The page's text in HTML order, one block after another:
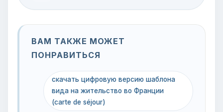
ВАМ ТАКЖЕ МОЖЕТ
ПОНРАВИТЬСЯ
скачать цифровую версию шаблона
вида на жительство во Франции
(carte de séjour)